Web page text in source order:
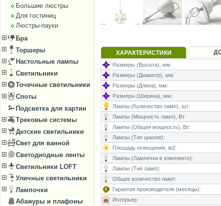
Большие люстры
Для гостиниц
Люстры-пауки
Бра
Торшеры
Настольные лампы
Светильники
Точечные светильники
Споты
Подсветка для картин
Трековые системы
Детские светильники
Свет для ванной
Светодиодные ленты
Светильники LOFT
Уличные светильники
Лампочки
Абажуры и плафоны
ХАРАКТЕРИСТИКИ
Размеры (Высота), мм:
Размеры (Диаметр), мм:
Размеры (Длина), мм:
Размеры (Ширина), мм:
Лампы (Количество ламп), шт:
Лампы (Мощность ламп), Вт:
Лампы (Общая мощность), Вт:
Лампы (Тип цоколя):
Площадь освещения, м2:
Лампы (Лампочки в комплекте):
Лампы (Тип ламп):
Общее количество ламп:
Гарантия производителя (месяцы):
Интерьер: